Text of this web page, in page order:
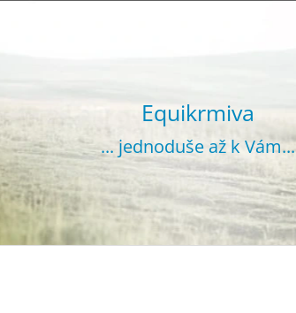
Equikrmiva
... jednoduše až k Vám...
CO POTŘEBUJETE NAJÍT?
HLEDAT
DOPORUČUJEME